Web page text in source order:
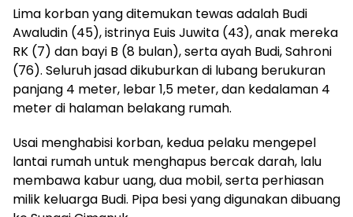
Lima korban yang ditemukan tewas adalah Budi
Awaludin (45), istrinya Euis Juwita (43), anak mereka
RK (7) dan bayi B (8 bulan), serta ayah Budi, Sahroni
(76). Seluruh jasad dikuburkan di lubang berukuran
panjang 4 meter, lebar 1,5 meter, dan kedalaman 4
meter di halaman belakang rumah.
Usai menghabisi korban, kedua pelaku mengepel
lantai rumah untuk menghapus bercak darah, lalu
membawa kabur uang, dua mobil, serta perhiasan
milik keluarga Budi. Pipa besi yang digunakan dibuang